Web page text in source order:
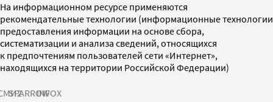
На информационном ресурсе применяются
рекомендательные технологии (информационные технологии
предоставления информации на основе сбора,
систематизации и анализа сведений, относящихся
к предпочтениям пользователей сети «Интернет»,
находящихся на территории Российской Федерации)
SPARROWINFOX